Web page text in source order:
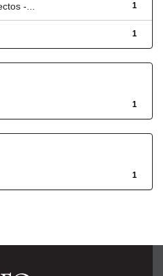
1
-...
1
1
1